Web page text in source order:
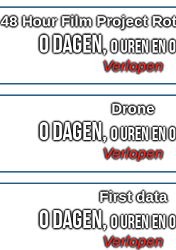
48 Hour Film Project
0 Dagen,0 Uren en
Verlopen
Drone
0 Dagen,0 Uren en
Verlopen
First data
0 Dagen,0 Uren en
Verlopen